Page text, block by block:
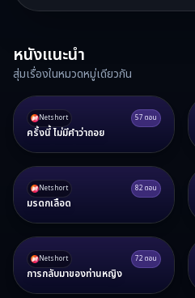
หนังแนะนำ
สุ่มเรื่องในหมวดหมู่เดียวกัน
Netshort 57 ตอน
ครั้งนี้ ไม่มีคำว่าถอย
Netshort 82 ตอน
มรดกเลือด
Netshort 72 ตอน
การกลับมาของท่านหญิง